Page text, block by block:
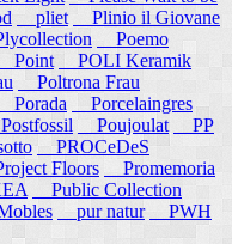
pliet
Plinio il Giovane
Poemo
Point
POLI Keramik
Poltrona Frau
Porada
Porcelaingres
Poujoulat
PP
PROCeDeS
Floors
Promemoria
Public Collection
pur natur
PWH